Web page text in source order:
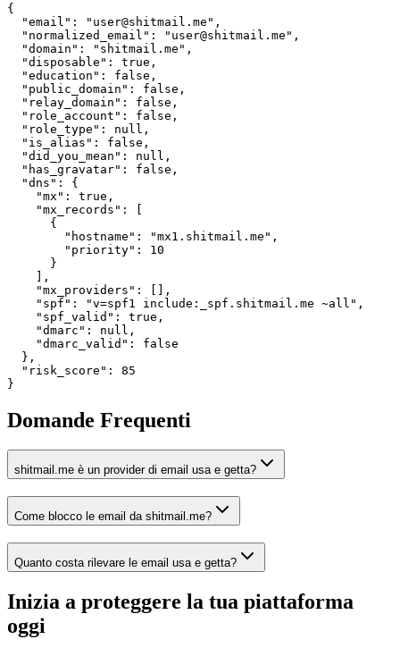
{
  "email": "user@shitmail.me",
  "normalized_email": "user@shitmail.me",
  "domain": "shitmail.me",
  "disposable": true,
  "education": false,
  "public_domain": false,
  "relay_domain": false,
  "role_account": false,
  "role_type": null,
  "is_alias": false,
  "did_you_mean": null,
  "has_gravatar": false,
  "dns": {
    "mx": true,
    "mx_records": [
      {
        "hostname": "mx1.shitmail.me",
        "priority": 10
      }
    ],
    "mx_providers": [],
    "spf": "v=spf1 include:_spf.shitmail.me ~all",
    "spf_valid": true,
    "dmarc": null,
    "dmarc_valid": false
  },
  "risk_score": 85
}
Domande Frequenti
shitmail.me è un provider di email usa e getta?
Come blocco le email da shitmail.me?
Quanto costa rilevare le email usa e getta?
Inizia a proteggere la tua piattaforma
oggi